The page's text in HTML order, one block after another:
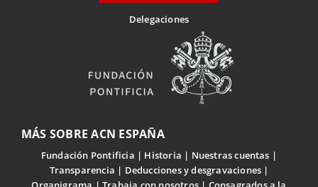
Delegaciones
MÁS SOBRE ACN ESPAÑA
Fundación Pontificia Historia
Nuestras cuentas
Transparencia
Deducciones y desgravaciones